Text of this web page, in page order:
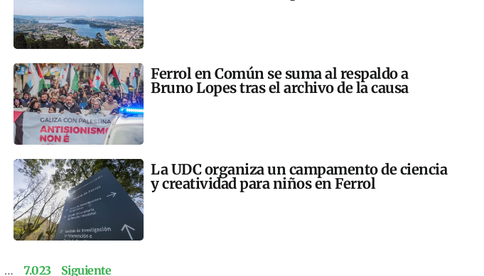
Ferrol en Común se suma al respaldo a
Bruno Lopes tras el archivo de la causa
La UDC organiza un campamento de ciencia
y creatividad para niños en Ferrol
… 7.023 Siguiente